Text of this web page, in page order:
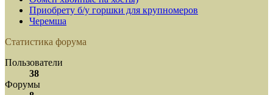
Приобрету б/у горшки для крупномеров
Черемша
Статистика форума
Пользователи
38
Форумы